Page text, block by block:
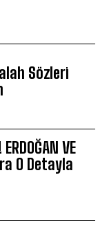
Sözleri
VE
O Detayla